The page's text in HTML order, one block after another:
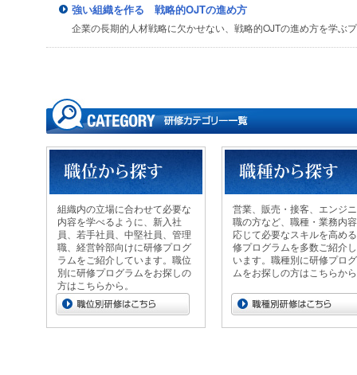
強い組織を作る 戦略的OJTの進め方
企業の長期的人材戦略に欠かせない、戦略的OJTの進め方を学ぶ
組織内の立場に合わせて必要な
内容を学べるように、新入社
員、若手社員、中堅社員、管理
職、経営幹部向けに研修プログ
ラムをご紹介しています。職位
別に研修プログラムをお探しの
方はこちらから。
営業、販売・接客、エンジ
職の方など、職種・業務内
応じて必要なスキルを高め
修プログラムを多数ご紹介
います。職種別に研修プロ
ムをお探しの方はこちらか